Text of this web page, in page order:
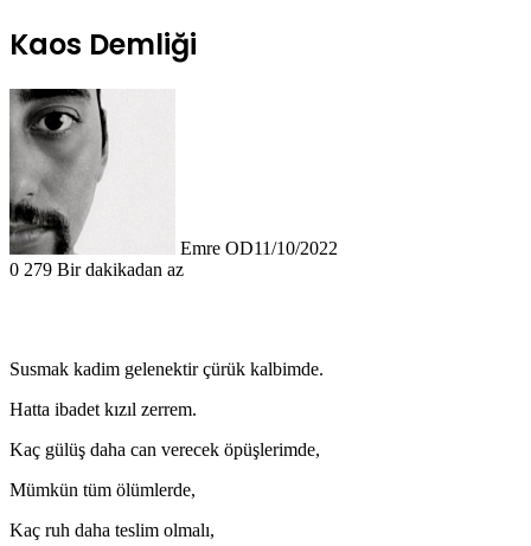
Kaos Demliği
Emre OD11/10/2022
0 279 Bir dakikadan az
Susmak kadim gelenektir çürük kalbimde.
Hatta ibadet kızıl zerrem.
Kaç gülüş daha can verecek öpüşlerimde,
Mümkün tüm ölümlerde,
Kaç ruh daha teslim olmalı,